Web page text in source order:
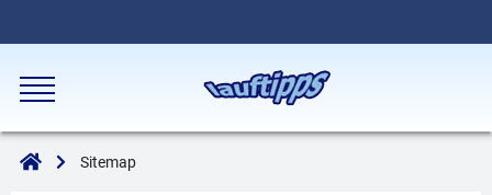
Sitemap